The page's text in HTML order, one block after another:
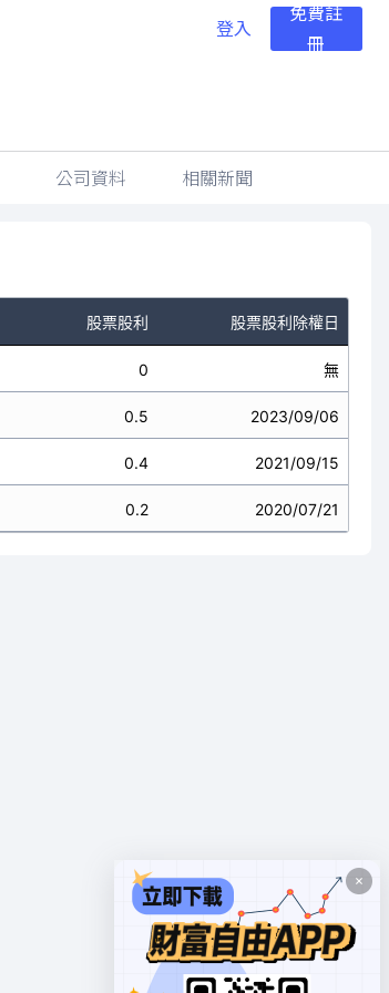
登入
免費註
冊
公司資料 相關新聞
股票股利 股票股利除權日
0 無
0.5 2023/09/06
0.4 2021/09/15
0.2 2020/07/21